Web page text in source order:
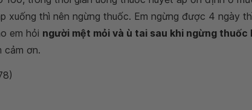
xuống thì nên ngừng thuốc. Em ngừng được 4 ngày
em hỏi người mệt mỏi và ù tai sau khi ngừng thuốc
cảm ơn.